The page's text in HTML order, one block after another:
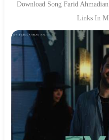
Download Song Farid
Links In